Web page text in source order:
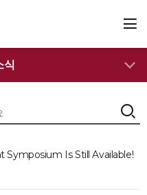
식
Symposium Is Still Available!